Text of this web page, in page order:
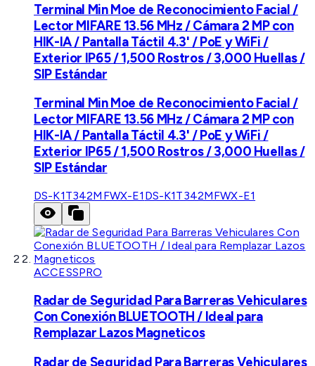
Terminal Min Moe de Reconocimiento Facial /
Lector MIFARE 13.56 MHz / Cámara 2 MP con
HIK-IA / Pantalla Táctil 4.3' / PoE y WiFi /
Exterior IP65 / 1,500 Rostros / 3,000 Huellas /
SIP Estándar
Terminal Min Moe de Reconocimiento Facial /
Lector MIFARE 13.56 MHz / Cámara 2 MP con
HIK-IA / Pantalla Táctil 4.3' / PoE y WiFi /
Exterior IP65 / 1,500 Rostros / 3,000 Huellas /
SIP Estándar
DS-K1T342MFWX-E1 DS-K1T342MFWX-E1
ACCESSPRO
Radar de Seguridad Para Barreras Vehiculares
Con Conexión BLUETOOTH / Ideal para
Remplazar Lazos Magneticos
Radar de Seguridad Para Barreras Vehiculares